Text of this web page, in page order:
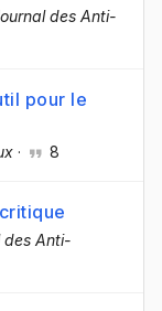
des Anti-
pour le
· 8
des Anti-